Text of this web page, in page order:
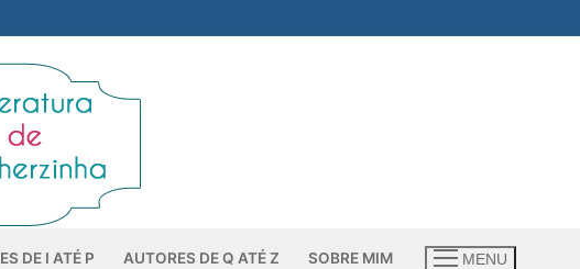
DE I ATÉ P AUTORES DE Q ATÉ Z SOBRE MIM MENU